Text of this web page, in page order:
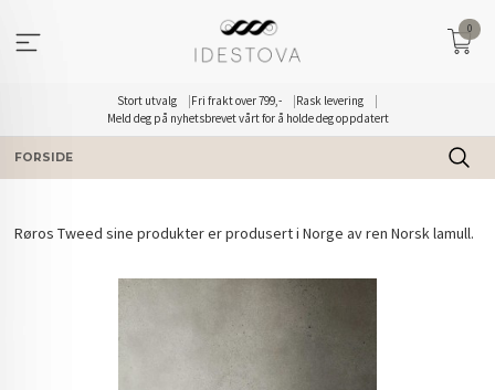
innholdet
Stort utvalg Fri frakt over 799,-
Rask levering
Meld deg på nyhetsbrevet vårt for å holde deg oppdatert
0
FORSIDE
Røros Tweed sine produkter er produsert i Norge av ren Norsk lamull.